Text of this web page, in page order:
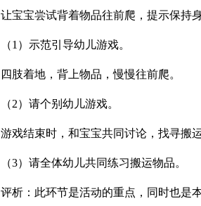
让宝宝尝试背着物品往前爬，提示保持
（1）示范引导幼儿游戏。
四肢着地，背上物品，慢慢往前爬。
（2）请个别幼儿游戏。
游戏结束时，和宝宝共同讨论，找寻搬
（3）请全体幼儿共同练习搬运物品。
评析：此环节是活动的重点，同时也是